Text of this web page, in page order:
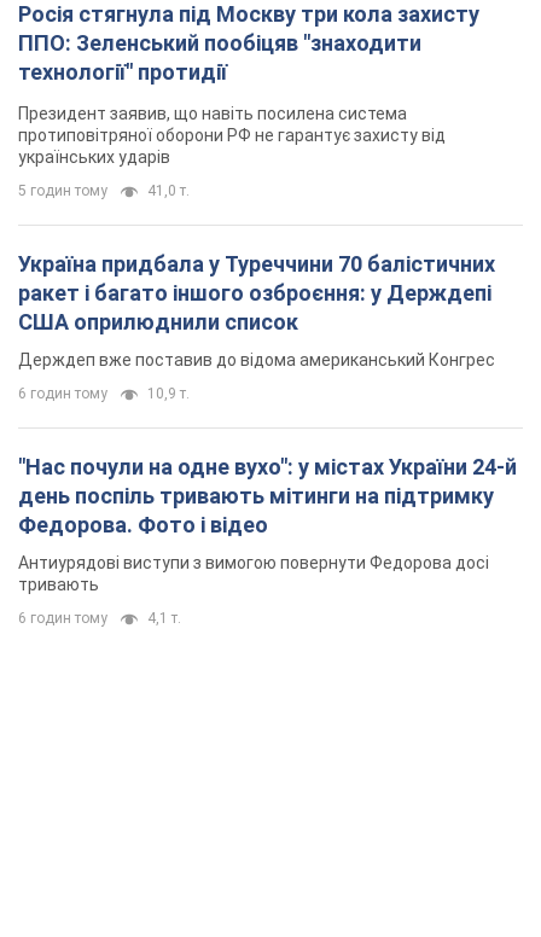
Росія стягнула під Москву три кола захисту
ППО: Зеленський пообіцяв "знаходити
технології" протидії
Президент заявив, що навіть посилена система
протиповітряної оборони РФ не гарантує захисту від
українських ударів
5 годин тому 41,0 т.
Україна придбала у Туреччини 70 балістичних
ракет і багато іншого озброєння: у Держдепі
США оприлюднили список
Держдеп вже поставив до відома американський Конгрес
6 годин тому 10,9 т.
"Нас почули на одне вухо": у містах України 24-й
день поспіль тривають мітинги на підтримку
Федорова. Фото і відео
Антиурядові виступи з вимогою повернути Федорова досі
тривають
6 годин тому 4,1 т.